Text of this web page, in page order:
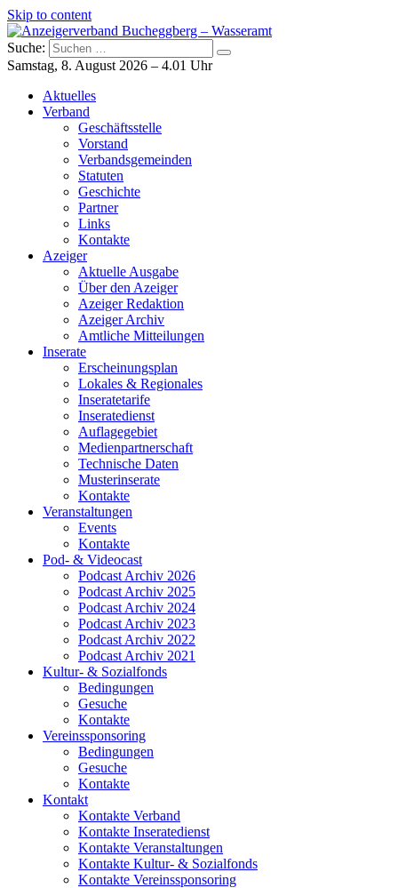
Skip to content
Anzeigerverband Bucheggberg – Wasseramt
Azeiger AZ-Medien
Suche:
Samstag, 8. August 2026 – 4.01 Uhr
Aktuelles
Verband
Geschäftsstelle
Vorstand
Verbandsgemeinden
Statuten
Geschichte
Partner
Links
Kontakte
Azeiger
Aktuelle Ausgabe
Über den Azeiger
Azeiger Redaktion
Azeiger Archiv
Amtliche Mitteilungen
Inserate
Erscheinungsplan
Lokales & Regionales
Inseratetarife
Inseratedienst
Auflagegebiet
Medienpartnerschaft
Technische Daten
Musterinserate
Kontakte
Veranstaltungen
Events
Kontakte
Pod- & Videocast
Podcast Archiv 2026
Podcast Archiv 2025
Podcast Archiv 2024
Podcast Archiv 2023
Podcast Archiv 2022
Podcast Archiv 2021
Kultur- & Sozialfonds
Bedingungen
Gesuche
Kontakte
Vereinssponsoring
Bedingungen
Gesuche
Kontakte
Kontakt
Kontakte Verband
Kontakte Inseratedienst
Kontakte Veranstaltungen
Kontakte Kultur- & Sozialfonds
Kontakte Vereinssponsoring